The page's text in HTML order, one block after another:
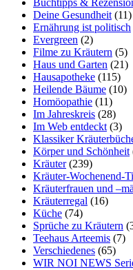
Buchtipps &
Deine Gesundheit (11)
Ernährung ist politisch
Evergreen (2)
Filme zu Kräutern (5)
Haus und Garten (21)
Hausapotheke (115)
Heilende Bäume (10)
Homöopathie (11)
Im Jahreskreis (28)
Im Web entdeckt (3)
Klassiker
Körper und Schönheit
Kräuter(239)
Kräuter-Wochenend-
Kräuterfrauen und
Kräuterregal (16)
Küche (74)
Sprüche zu Kräutern
Teehaus Arteemis (7)
Verschiedenes (65)
WIR NOI NEWS